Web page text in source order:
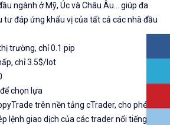
ngành ở Mỹ, Úc và Châu Âu... giúp đa
tư đáp ứng khẩu vị của tất cả các nhà đầu
trường, chỉ 0.1 pip
chỉ 3.5$/lot
chọn lựa
trên nền tảng cTrader, cho phép
lệnh giao dịch của các trader nổi tiếng